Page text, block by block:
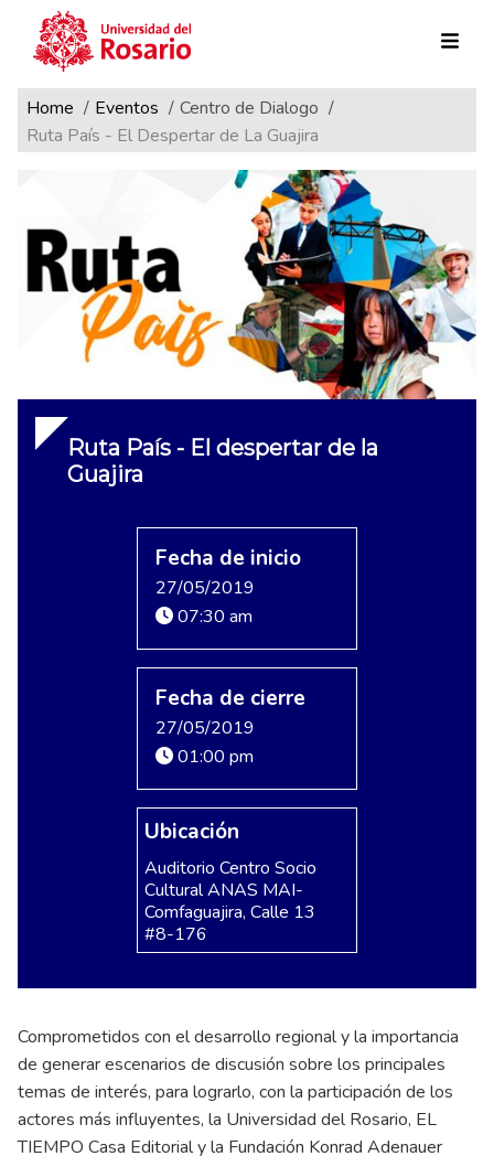
Pasar al contenido principal
Ruta de navegación
Home Eventos
Centro de Dialogo
Ruta País - El Despertar de La Guajira
Ruta País - El despertar de la
Guajira
Fecha de inicio
27/05/2019
07:30 am
Fecha de cierre
27/05/2019
01:00 pm
Ubicación
Auditorio Centro Socio
Cultural ANAS MAI-
Comfaguajira, Calle 13
#8-176
Comprometidos con el desarrollo regional y la importancia
de generar escenarios de discusión sobre los principales
temas de interés, para lograrlo, con la participación de los
actores más influyentes, la Universidad del Rosario, EL
TIEMPO Casa Editorial y la Fundación Konrad Adenauer